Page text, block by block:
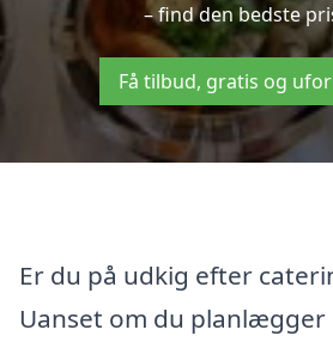
– find den bedste
Få tilbud, gratis og
Er du på udkig efter
Uanset om du planlægger